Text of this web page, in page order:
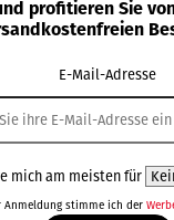
profitieren Sie
E-Mail-Adresse
mich am meisten für
Anmeldung stimme ich der